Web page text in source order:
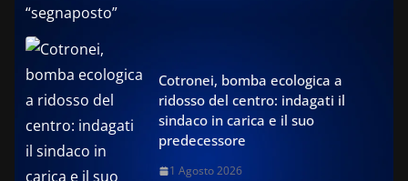
Cotronei, bomba ecologica a
ridosso del centro: indagati il
sindaco in carica e il suo
predecessore
1 Agosto 2026